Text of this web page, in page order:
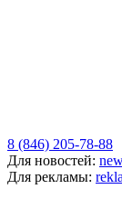
8 (846) 205-78-88
Для новостей:
Для рекламы: